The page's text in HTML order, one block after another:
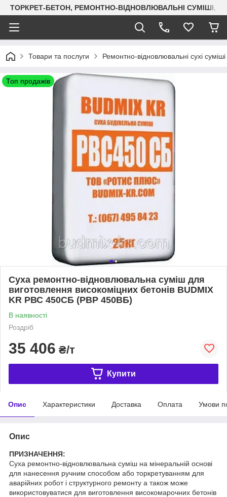
ТОРКРЕТ-БЕТОН, РЕМОНТНО-ВІДНОВЛЮВАЛЬНІ СУМІШІ,
Товари та послуги Ремонтно-відновлювальні сухі суміші
Топ продажів
Суха ремонтно-відновлювальна суміш для
виготовлення високоміцних бетонів BUDMIX
KR РВС 450СБ (РВР 450ВБ)
В наявності
Роздріб
35 406 ₴/т
Купити
Опис Характеристики Доставка Оплата Умови
Опис
ПРИЗНАЧЕННЯ:
Суха ремонтно-відновлювальна суміш на мінеральній основі
для нанесення ручним способом або торкретуванням для
аварійних робот і структурного ремонту а також може
використовуватися для виготовлення високомарочних бетонів